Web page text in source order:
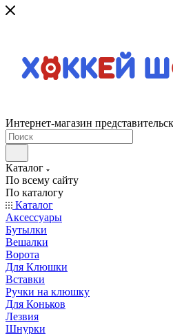
Интернет-магазин
Каталог
По всему сайту
По каталогу
Каталог
Аксессуары
Бутылки
Вешалки
Ворота
Для Клюшки
Вставки
Ручки на клюшку
Для Коньков
Лезвия
Шнурки